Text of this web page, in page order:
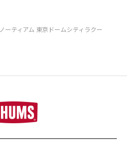
ノーティアム 東京ドームシティラクー